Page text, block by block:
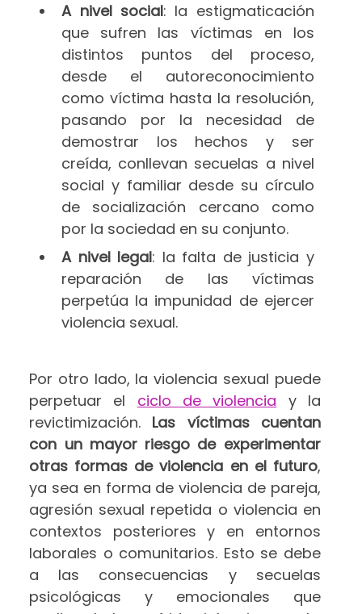
A nivel social: la estigmaticación
que sufren las víctimas en los
distintos puntos del proceso,
desde el autoreconocimiento
como víctima hasta la resolución,
pasando por la necesidad de
demostrar los hechos y ser
creída, conllevan secuelas a nivel
social y familiar desde su círculo
de socialización cercano como
por la sociedad en su conjunto.
A nivel legal: la falta de justicia y
reparación de las víctimas
perpetúa la impunidad de ejercer
violencia sexual.
Por otro lado, la violencia sexual puede
perpetuar el ciclo de violencia y la
revictimización. Las víctimas cuentan
con un mayor riesgo de experimentar
otras formas de violencia en el futuro,
ya sea en forma de violencia de pareja,
agresión sexual repetida o violencia en
contextos posteriores y en entornos
laborales o comunitarios. Esto se debe
a las consecuencias y secuelas
psicológicas y emocionales que